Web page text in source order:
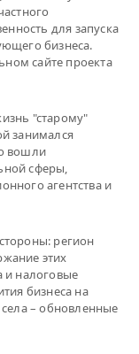
для запуска
бизнеса.
сайте проекта
"старому"
занимался
вошли
сферы,
агентства и
регион
этих
и налоговые
бизнеса на
– обновленные